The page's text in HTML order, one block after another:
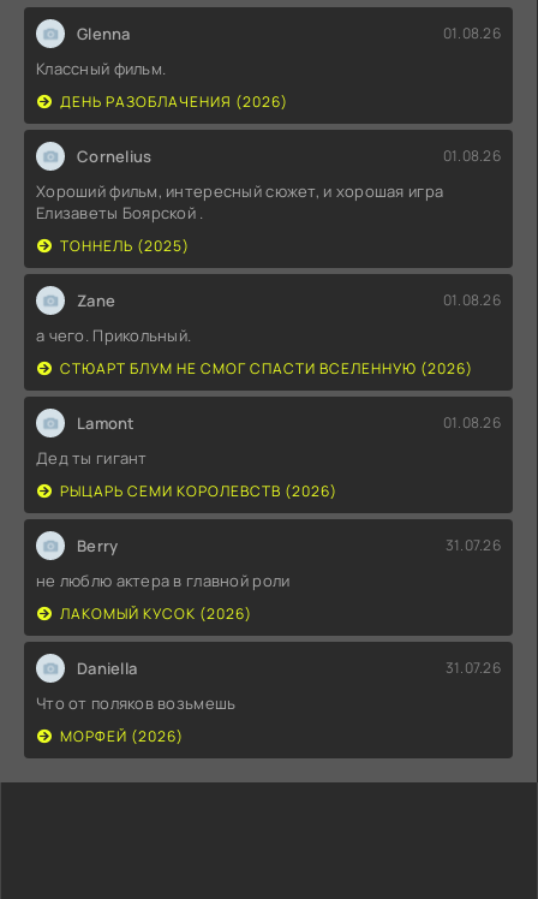
Glenna 01.08.26
Классный фильм.
ДЕНЬ РАЗОБЛАЧЕНИЯ (2026)
Cornelius 01.08.26
Хороший фильм, интересный сюжет, и хорошая игра
Елизаветы Боярской .
ТОННЕЛЬ (2025)
Zane 01.08.26
а чего. Прикольный.
СТЮАРТ БЛУМ НЕ СМОГ СПАСТИ ВСЕЛЕННУЮ (2026)
Lamont 01.08.26
Дед ты гигант
РЫЦАРЬ СЕМИ КОРОЛЕВСТВ (2026)
Berry 31.07.26
не люблю актера в главной роли
ЛАКОМЫЙ КУСОК (2026)
Daniella 31.07.26
Что от поляков возьмешь
МОРФЕЙ (2026)